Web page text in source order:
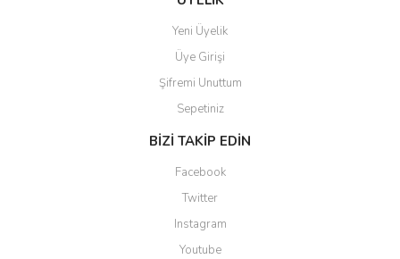
Yeni Üyelik
Üye Girişi
Şifremi Unuttum
Sepetiniz
BİZİ TAKİP EDİN
Facebook
Twitter
Instagram
Youtube